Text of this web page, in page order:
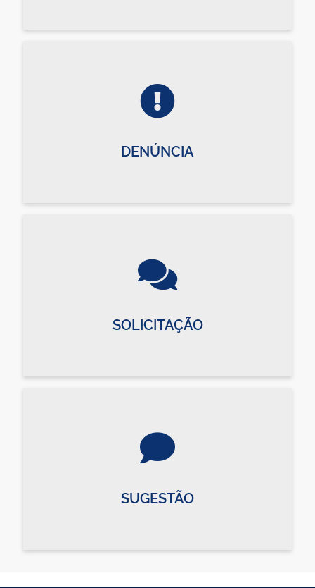
DENÚNCIA
SOLICITAÇÃO
SUGESTÃO